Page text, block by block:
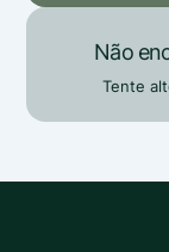
Não
Tente